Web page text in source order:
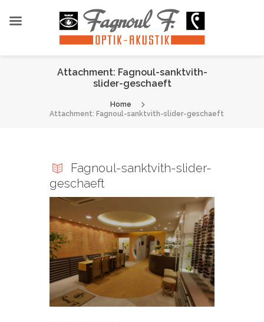
Attachment: Fagnoul-sanktvith-
slider-geschaeft
Home
Attachment: Fagnoul-sanktvith-slider-geschaeft
Fagnoul-sanktvith-slider-
geschaeft